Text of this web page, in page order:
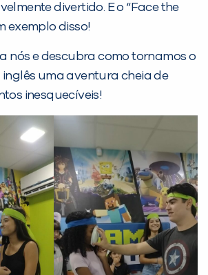
divertido. E o “Face the
exemplo disso!
nós e descubra como tornamos o
uma aventura cheia de
inesquecíveis!
nenhuma unidade
cidade ou bairro que
você digitou.
com seus dados abaixo e
te colocar em contato
com a: